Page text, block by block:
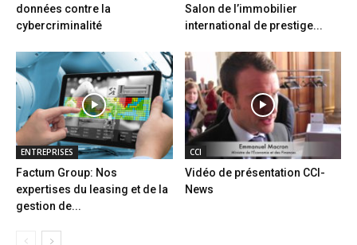
données contre la
cybercriminalité
Salon de l’immobilier
international de prestige...
ENTREPRISES
Factum Group: Nos
expertises du leasing et de la
gestion de...
CCI
Vidéo de présentation CCI-
News